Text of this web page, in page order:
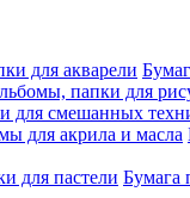
для акварели
папки для
для смешанных
для акрила и масла
для пастели Бумага